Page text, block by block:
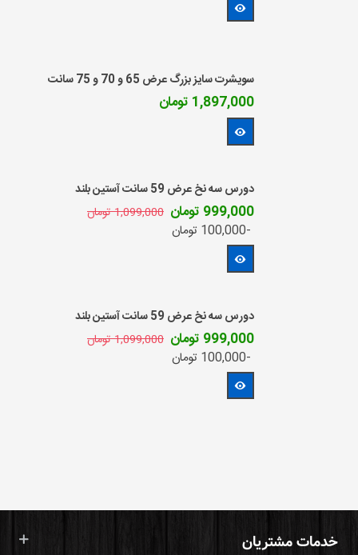
سویشرت سایز بزرگ عرض 65 و 70 و 75 سانت
1,897,000 تومان
دورس سه نخ عرض 59 سانت آستین بلند
999,000 تومان 1,099,000 تومان
-100,000 تومان
دورس سه نخ عرض 59 سانت آستین بلند
999,000 تومان 1,099,000 تومان
-100,000 تومان
خدمات مشتریان